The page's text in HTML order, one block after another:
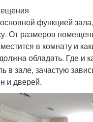
функцией
От размеров
в комнату и
обладать. Где и
в зале, зачастую
и дверей.